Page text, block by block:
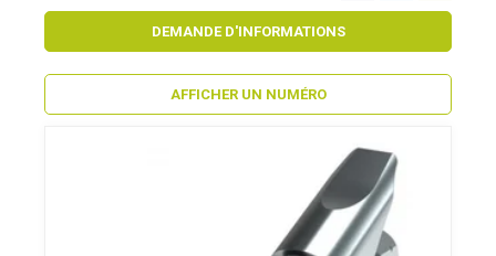
DEMANDE D'INFORMATIONS
AFFICHER UN NUMÉRO